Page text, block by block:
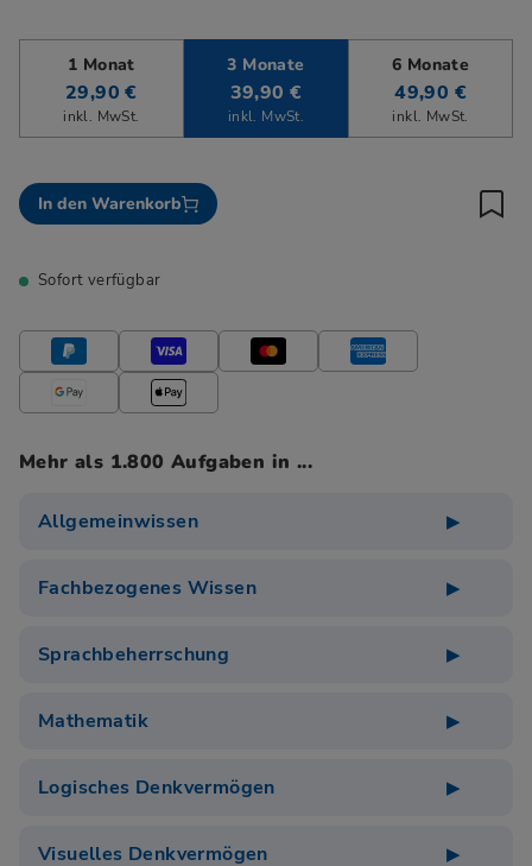
1 Monat
29,90 €
inkl. MwSt.
3 Monate
39,90 €
inkl. MwSt.
6 Monate
49,90 €
inkl. MwSt.
In den Warenkorb
Sofort verfügbar
Mehr als 1.800 Aufgaben in ...
Allgemeinwissen
Fachbezogenes Wissen
Sprachbeherrschung
Mathematik
Logisches Denkvermögen
Visuelles Denkvermögen